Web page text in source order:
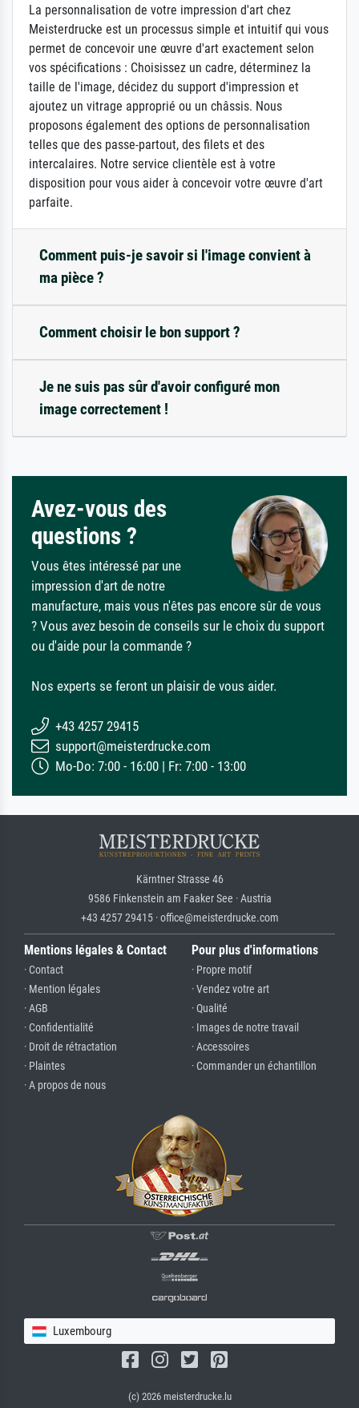
La personnalisation de votre impression d'art chez
Meisterdrucke est un processus simple et intuitif qui vous
permet de concevoir une œuvre d'art exactement selon
vos spécifications : Choisissez un cadre, déterminez la
taille de l'image, décidez du support d'impression et
ajoutez un vitrage approprié ou un châssis. Nous
proposons également des options de personnalisation
telles que des passe-partout, des filets et des
intercalaires. Notre service clientèle est à votre
disposition pour vous aider à concevoir votre œuvre d'art
parfaite.
Comment puis-je savoir si l'image convient à
ma pièce ?
Comment choisir le bon support ?
Je ne suis pas sûr d'avoir configuré mon
image correctement !
Avez-vous des
questions ?
Vous êtes intéressé par une
impression d'art de notre
manufacture, mais vous n'êtes pas encore sûr de vous
? Vous avez besoin de conseils sur le choix du support
ou d'aide pour la commande ?
Nos experts se feront un plaisir de vous aider.
+43 4257 29415
support@meisterdrucke.com
Mo-Do: 7:00 - 16:00 | Fr: 7:00 - 13:00
Kärntner Strasse 46
9586 Finkenstein am Faaker See · Austria
+43 4257 29415 · office@meisterdrucke.com
Mentions légales & Contact
· Contact
· Mention légales
· AGB
· Confidentialité
· Droit de rétractation
· Plaintes
· A propos de nous
Pour plus d'informations
· Propre motif
· Vendez votre art
· Qualité
· Images de notre travail
· Accessoires
· Commander un échantillon
Luxembourg
(c) 2026 meisterdrucke.lu